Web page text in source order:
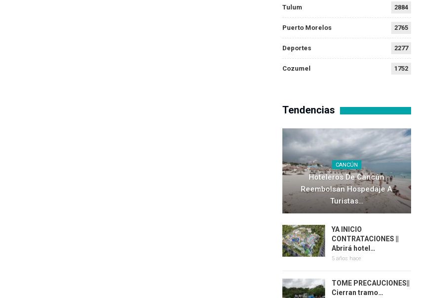
Tulum 2884
Puerto Morelos 2765
Deportes 2277
Cozumel 1752
Tendencias
CANCÚN
Hoteleros De Cancún
Reembolsan Hospedaje A
Turistas…
YA INICIO
CONTRATACIONES ||
Abrirá hotel…
5 años hace
TOME PRECAUCIONES||
Cierran tramo…